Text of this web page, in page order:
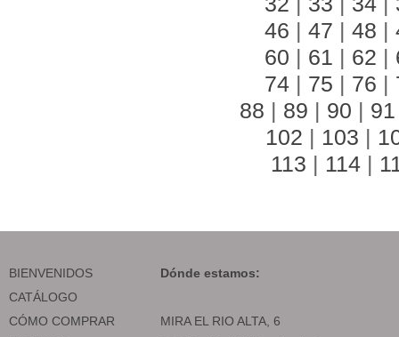
46
47 48
60
61 62
74
75 76
88
89 90 91
102
103
113
114
BIENVENIDOS
CATÁLOGO
CÓMO COMPRAR
Dónde estamos:
MIRA EL RIO ALTA, 6